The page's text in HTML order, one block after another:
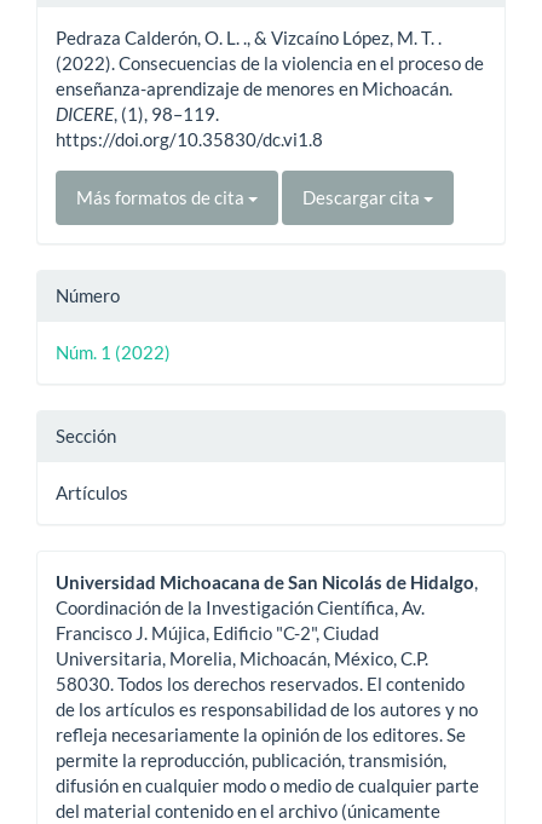
artículo
Pedraza Calderón, O. L. ., & Vizcaíno López, M. T. .
(2022). Consecuencias de la violencia en el proceso de
enseñanza-aprendizaje de menores en Michoacán.
DICERE, (1), 98–119.
https://doi.org/10.35830/dc.vi1.8
Más formatos de cita Descargar cita
Número
Núm. 1 (2022)
Sección
Artículos
Universidad Michoacana de San Nicolás de Hidalgo,
Coordinación de la Investigación Científica, Av.
Francisco J. Mújica, Edificio "C-2", Ciudad
Universitaria, Morelia, Michoacán, México, C.P.
58030. Todos los derechos reservados. El contenido
de los artículos es responsabilidad de los autores y no
refleja necesariamente la opinión de los editores. Se
permite la reproducción, publicación, transmisión,
difusión en cualquier modo o medio de cualquier parte
del material contenido en el archivo (únicamente